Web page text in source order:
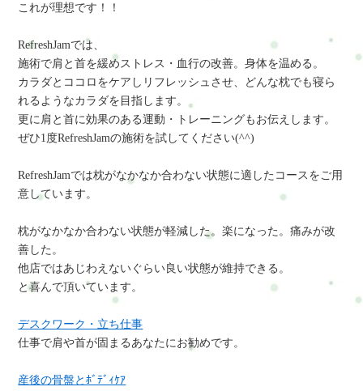
これが理想です！！
RefreshJamでは、
施術で肩と首を緩めストレス・血行の改善。身体を温める。
カラダとココロをケアしリフレッシュさせ、どんな枕でも寝ら
れるようなカラダを目指します。
更に肩と首に効果のある運動・トレーニングもお伝えします。
ぜひ1度RefreshJamの施術を試してください(^^)
RefreshJamでは枕がなかなか合わない状態に適したコースをご用
意しています。
枕がなかなか合わない状態が軽減した。楽になった。痛みが改
善した。
他店ではあじわえないぐらい良い状態が維持できる。
と喜んで頂いています。
デスクワーク・立ち仕事
仕事で肩や首が固まるあなたにお勧めです。
産後の骨盤とﾎﾞﾃﾞｨｹｱ